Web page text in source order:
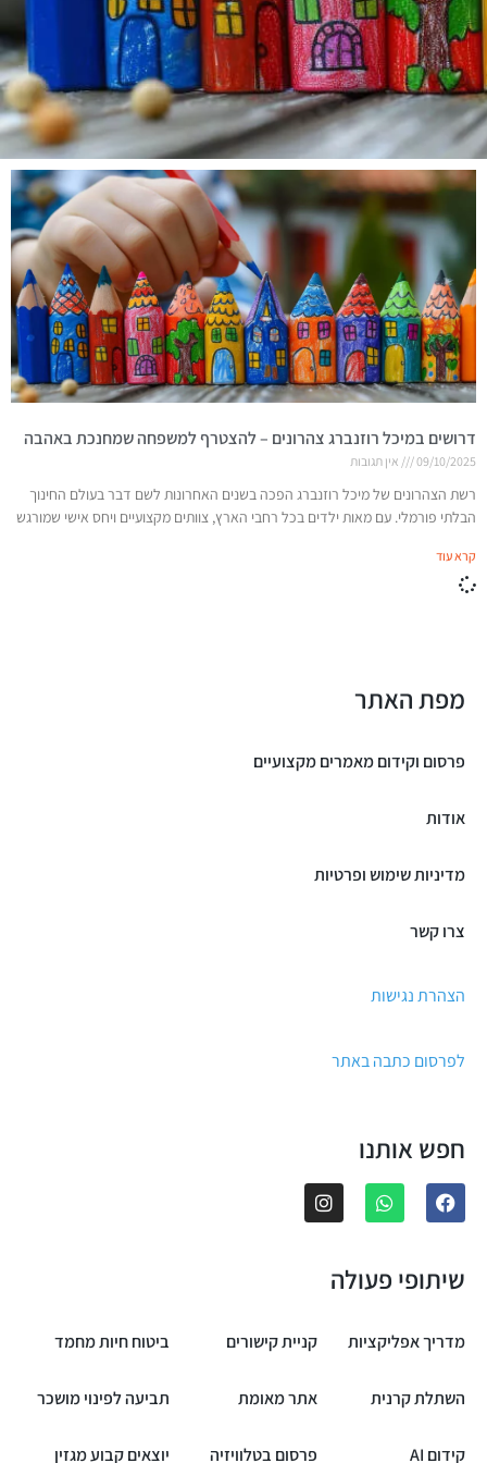
דרושים במיכל רוזנברג צהרונים – להצטרף למשפחה שמחנכת באהבה
09/10/2025 אין תגובות
רשת הצהרונים של מיכל רוזנברג הפכה בשנים האחרונות לשם דבר בעולם החינוך
הבלתי פורמלי. עם מאות ילדים בכל רחבי הארץ, צוותים מקצועיים ויחס אישי שמורגש
קרא עוד
מפת האתר
פרסום וקידום מאמרים מקצועיים
אודות
מדיניות שימוש ופרטיות
צרו קשר
הצהרת נגישות
לפרסום כתבה באתר
חפש אותנו
שיתופי פעולה
מדריך אפליקציות קניית קישורים ביטוח חיות מחמד
השתלת קרנית אתר מאומת תביעה לפינוי מושכר
קידום AI פרסום בטלוויזיה יוצאים קבוע מגזין